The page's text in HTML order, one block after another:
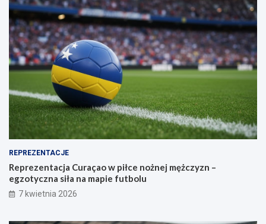
REPREZENTACJE
Reprezentacja Curaçao w piłce nożnej mężczyzn –
egzotyczna siła na mapie futbolu
7 kwietnia 2026